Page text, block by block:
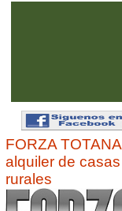
FORZA TOTANA
alquiler de casas
rurales